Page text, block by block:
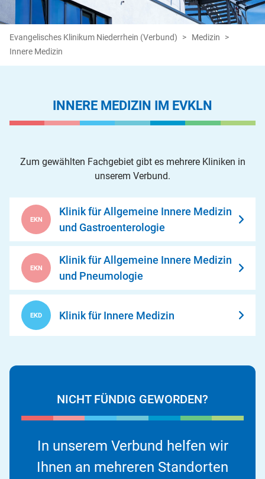
Evangelisches Klinikum Niederrhein (Verbund)
Medizin
Innere Medizin
INNERE MEDIZIN IM EVKLN
Zum gewählten Fachgebiet gibt es mehrere Kliniken in
unserem Verbund.
EKN
Klinik für Allgemeine Innere Medizin
und Gastroenterologie
EKN
Klinik für Allgemeine Innere Medizin
und Pneumologie
EKD Klinik für Innere Medizin
NICHT FÜNDIG GEWORDEN?
In unserem Verbund helfen wir
Ihnen an mehreren Standorten